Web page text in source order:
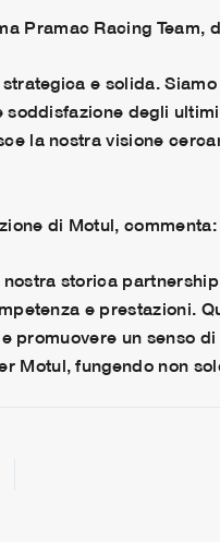
Pramac Racing Team,
e solida.
degli
la nostra visione
di Motul, commenta:
storica
e prestazioni.
promuovere un senso
Motul, fungendo non